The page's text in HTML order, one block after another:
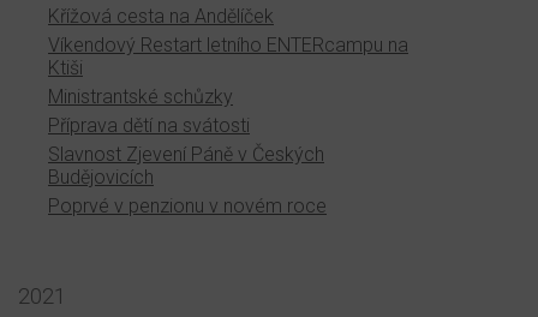
Křížová cesta na Andělíček
Víkendový Restart letního ENTERcampu na
Ktiši
Ministrantské schůzky
Příprava dětí na svátosti
Slavnost Zjevení Páně v Českých
Budějovicích
Poprvé v penzionu v novém roce
2021